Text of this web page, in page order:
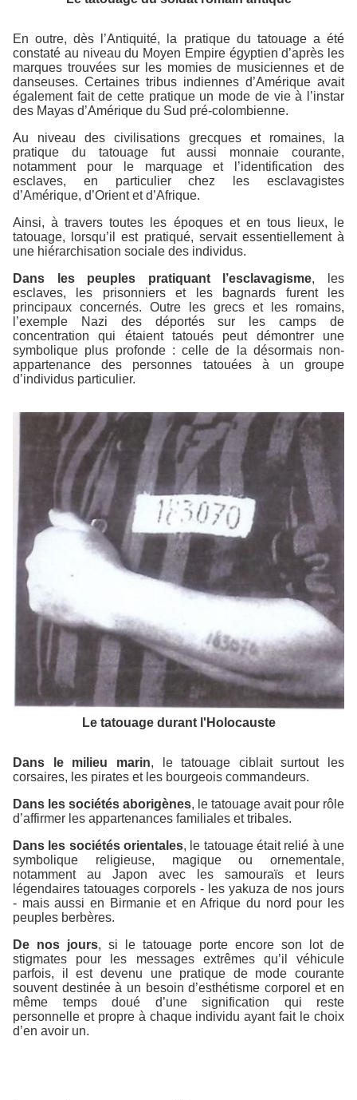
En outre, dès l’Antiquité, la pratique du tatouage a été
constaté au niveau du Moyen Empire égyptien d’après les
marques trouvées sur les momies de musiciennes et de
danseuses. Certaines tribus indiennes d’Amérique avait
également fait de cette pratique un mode de vie à l’instar
des Mayas d’Amérique du Sud pré-colombienne.
Au niveau des civilisations grecques et romaines, la
pratique du tatouage fut aussi monnaie courante,
notamment pour le marquage et l’identification des
esclaves, en particulier chez les esclavagistes
d’Amérique, d’Orient et d’Afrique.
Ainsi, à travers toutes les époques et en tous lieux, le
tatouage, lorsqu’il est pratiqué, servait essentiellement à
une hiérarchisation sociale des individus.
Dans les peuples pratiquant l’esclavagisme, les
esclaves, les prisonniers et les bagnards furent les
principaux concernés. Outre les grecs et les romains,
l’exemple Nazi des déportés sur les camps de
concentration qui étaient tatoués peut démontrer une
symbolique plus profonde : celle de la désormais non-
appartenance des personnes tatouées à un groupe
d’individus particulier.
Le tatouage durant l'Holocauste
Dans le milieu marin, le tatouage ciblait surtout les
corsaires, les pirates et les bourgeois commandeurs.
Dans les sociétés aborigènes, le tatouage avait pour rôle
d’affirmer les appartenances familiales et tribales.
Dans les sociétés orientales, le tatouage était relié à une
symbolique religieuse, magique ou ornementale,
notamment au Japon avec les samouraïs et leurs
légendaires tatouages corporels - les yakuza de nos jours
- mais aussi en Birmanie et en Afrique du nord pour les
peuples berbères.
De nos jours, si le tatouage porte encore son lot de
stigmates pour les messages extrêmes qu’il véhicule
parfois, il est devenu une pratique de mode courante
souvent destinée à un besoin d’esthétisme corporel et en
même temps doué d’une signification qui reste
personnelle et propre à chaque individu ayant fait le choix
d’en avoir un.